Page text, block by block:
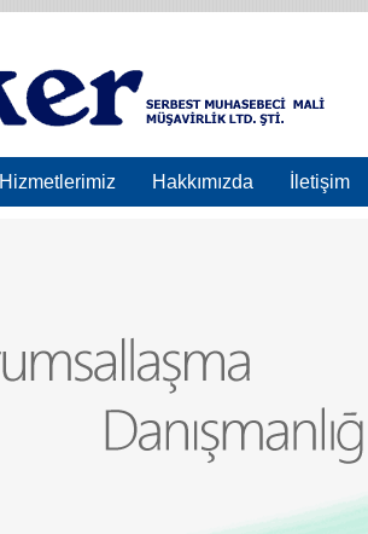
Hizmetlerimiz Hakkımızda İletişim